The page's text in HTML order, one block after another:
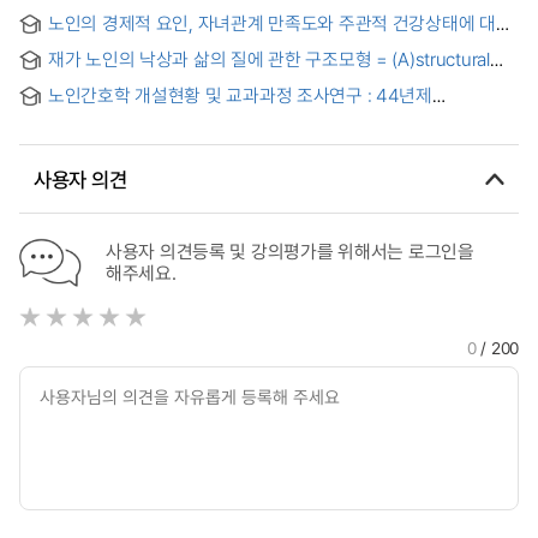
the elderly Patients in geriatric hospital
노인의 경제적 요인, 자녀관계 만족도와 주관적 건강상태에 대한
재가 노인의 낙상과 삶의 질에 관한 구조모형 = (A)structural
home
노인간호학 개설현황 및 교과과정 조사연구 : 44년제
사용자 의견
사용자 의견등록 및 강의평가를 위해서는 로그인을
해주세요.
0/ 200